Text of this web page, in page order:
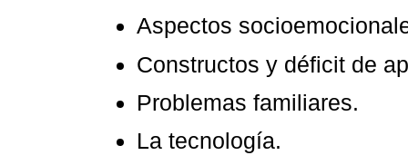
Aspectos
Constructos y déficit de
Problemas familiares.
La tecnología.